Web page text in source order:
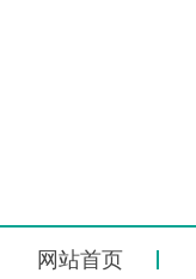
网站首页